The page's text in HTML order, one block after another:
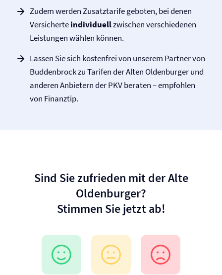
Zudem werden Zusatztarife geboten, bei denen
Versicherteindividuellzwischen verschiedenen
Leistungen wählen können.
Lassen Sie sich kostenfrei von unserem Partner von
Buddenbrock zu Tarifen der Alten Oldenburger und
anderen Anbietern der PKV beraten – empfohlen
von Finanztip.
Sind Sie zufrieden mit der Alte
Oldenburger?
Stimmen Sie jetzt ab!